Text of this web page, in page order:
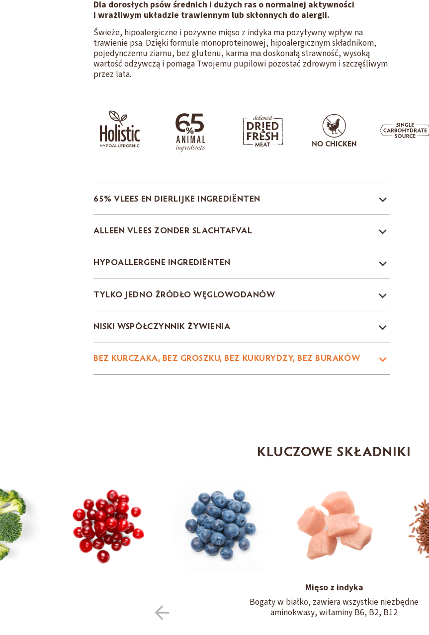
Dla dorosłych psów średnich i dużych ras o normalnej aktywności
i wrażliwym układzie trawiennym lub skłonnych do alergii.
Świeże, hipoalergiczne i pożywne mięso z indyka ma pozytywny wpływ na
trawienie psa. Dzięki formule monoproteinowej, hipoalergicznym składnikom,
pojedynczemu ziarnu, bez glutenu, karma ma doskonałą strawność, wysoką
wartość odżywczą i pomaga Twojemu pupilowi pozostać zdrowym i szczęśliwym
przez lata.
65% VLEES EN DIERLIJKE INGREDIËNTEN
ALLEEN VLEES ZONDER SLACHTAFVAL
HYPOALLERGENE INGREDIËNTEN
TYLKO JEDNO ŹRÓDŁO WĘGLOWODANÓW
NISKI WSPÓŁCZYNNIK ŻYWIENIA
BEZ KURCZAKA, BEZ GROSZKU, BEZ KUKURYDZY, BEZ BURAKÓW
KLUCZOWE SKŁADNIKI
Mięso z indyka
Bogaty w białko, zawiera wszystkie niezbędne
aminokwasy, witaminy B6, B2, B12